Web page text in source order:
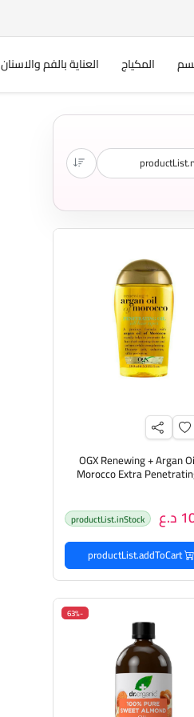
المكياج العناية بالفم والاسنان
OGX Renewing + Argan
Morocco Extra
productList.inStock
productList.addToCart
-63%